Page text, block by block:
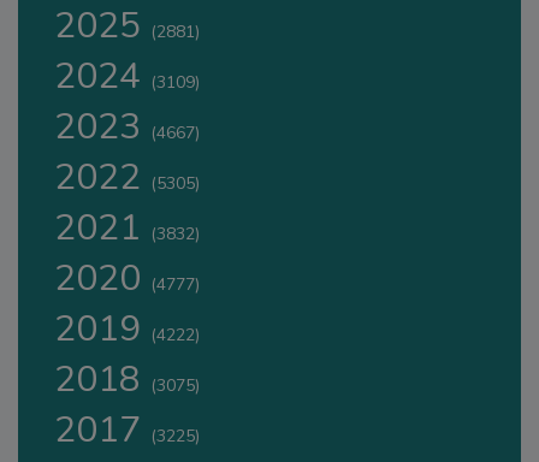
2025 (2881)
2024 (3109)
2023 (4667)
2022 (5305)
2021 (3832)
2020 (4777)
2019 (4222)
2018 (3075)
2017 (3225)